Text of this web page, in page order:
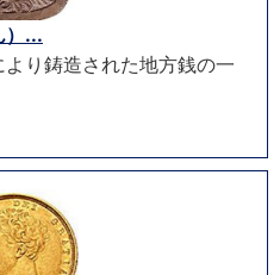
）...
り鋳造された地方銭の一